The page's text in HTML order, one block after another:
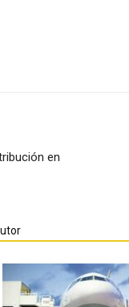
en